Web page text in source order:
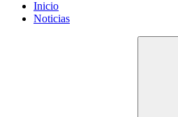
Inicio
Noticias